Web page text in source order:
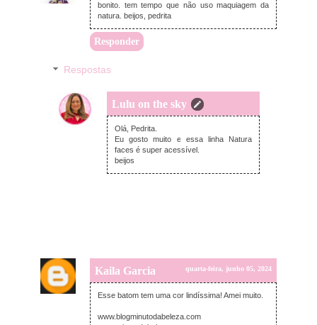
bonito. tem tempo que não uso maquiagem da
natura. beijos, pedrita
Responder
Respostas
Lulu on the sky
quarta-feira, junho 05, 2024
Olá, Pedrita.
Eu gosto muito e essa linha Natura
faces é super acessível.
beijos
Kaila Garcia quarta-feira, junho 05, 2024
Esse batom tem uma cor lindíssima! Amei muito.
www.blogminutodabeleza.com